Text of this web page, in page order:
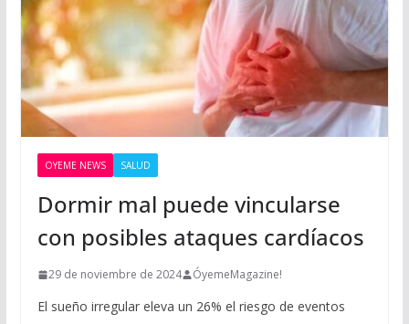
OYEME NEWS SALUD
Dormir mal puede vincularse
con posibles ataques cardíacos
29 de noviembre de 2024 ÓyemeMagazine!
El sueño irregular eleva un 26% el riesgo de eventos